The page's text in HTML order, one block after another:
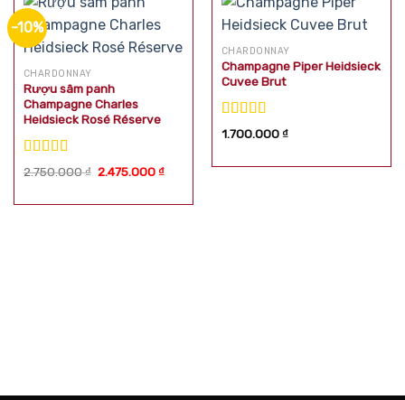
-10%
CHARDONNAY
Rượu sâm panh
Champagne Charles
Heidsieck Rosé Réserve
Được xếp
2.750.000₫ Giá
2.750.000 ₫.
2.475.000₫Giá
là:
CHARDONNAY
Champagne Piper Heidsieck
Cuvee Brut
Được xếp
1.700.000₫